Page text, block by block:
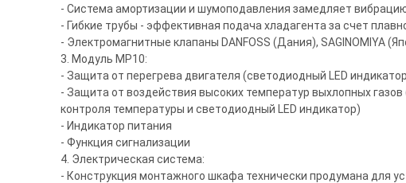
- Система амортизации и шумоподавления замедляет
- Гибкие трубы - эффективная подача хладагента за счет
- Электромагнитные клапаны DANFOSS (Дания), SAGINOMIYA
3. Модуль MP10:
- Защита от перегрева двигателя (светодиодный LED
- Защита от воздействия высоких температур выхлопных
контроля температуры и светодиодный LED индикатор)
- Индикатор питания
- Функция сигнализации
4. Электрическая система:
- Конструкция монтажного шкафа технически продумана для